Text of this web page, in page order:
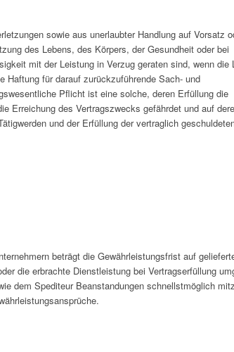
sowie aus unerlaubter Handlung auf Vorsatz
des Lebens, des Körpers, der Gesundheit oder bei
mit der Leistung in Verzug geraten sind, wenn die
für darauf zurückzuführende Sach- und
Pflicht ist eine solche, deren Erfüllung die
Erreichung des Vertragszwecks gefährdet und auf
und der Erfüllung der vertraglich
beträgt die Gewährleistungsfrist auf
die erbrachte Dienstleistung bei Vertragserfüllung
dem Spediteur Beanstandungen schnellstmöglich